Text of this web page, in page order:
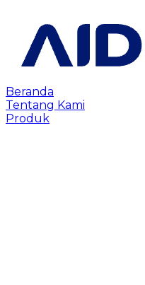
Beranda
Tentang Kami
Produk